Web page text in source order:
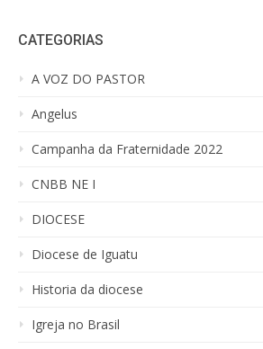
CATEGORIAS
A VOZ DO PASTOR
Angelus
Campanha da Fraternidade 2022
CNBB NE I
DIOCESE
Diocese de Iguatu
Historia da diocese
Igreja no Brasil